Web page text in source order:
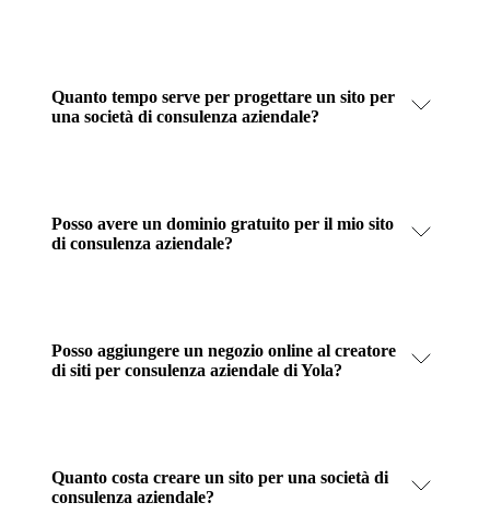
Quanto tempo serve per progettare un sito per
una società di consulenza aziendale?
Posso avere un dominio gratuito per il mio sito
di consulenza aziendale?
Posso aggiungere un negozio online al creatore
di siti per consulenza aziendale di Yola?
Quanto costa creare un sito per una società di
consulenza aziendale?